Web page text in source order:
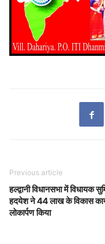
Previous article
हल्द्वानी विधानसभा में विधायक
हदयेश ने 44 लाख के विकास
लोकार्पण किया